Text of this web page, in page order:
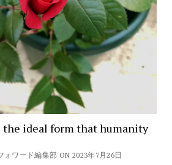
the ideal form that humanity
ワード編集部 ON 2023年7月26日